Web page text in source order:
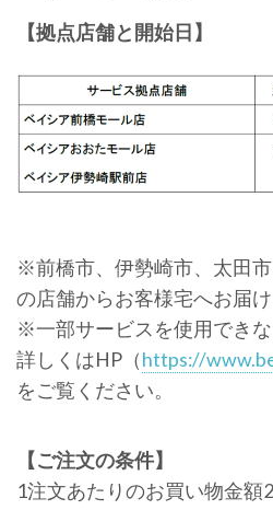
【拠点店舗と開始日】
※前橋市、伊勢崎市、太田
の店舗からお客様宅へお届け
※一部サービスを使用できな
詳しくはHP（https://
をご覧ください。
【ご注文の条件】
1注文あたりのお買い物金額